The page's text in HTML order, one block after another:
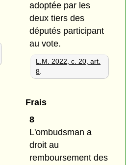
adoptée par les
deux tiers des
députés participant
au vote.
L.M. 2022, c. 20, art.
8
Frais
8
L'ombudsman a
droit au
remboursement des